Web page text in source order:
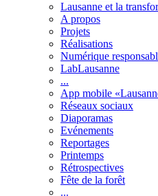
Lausanne et la
A propos
Projets
Réalisations
Numérique
LabLausanne
...
App mobile
Réseaux sociaux
Diaporamas
Evénements
Reportages
Printemps
Rétrospectives
Fête de la forêt
...